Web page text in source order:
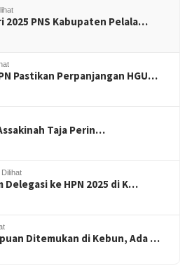
2025 PNS Kabupaten Pelala…
Pastikan Perpanjangan HGU…
Taja Perin…
Delegasi ke HPN 2025 di K…
Ditemukan di Kebun, Ada …